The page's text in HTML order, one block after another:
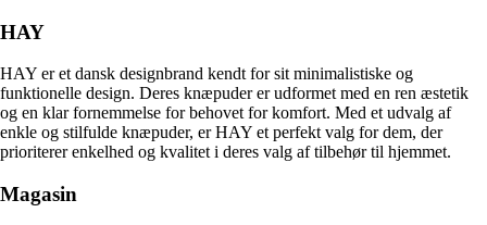
HAY
HAY er et dansk designbrand kendt for sit minimalistiske og
funktionelle design. Deres knæpuder er udformet med en ren æstetik
og en klar fornemmelse for behovet for komfort. Med et udvalg af
enkle og stilfulde knæpuder, er HAY et perfekt valg for dem, der
prioriterer enkelhed og kvalitet i deres valg af tilbehør til hjemmet.
Magasin